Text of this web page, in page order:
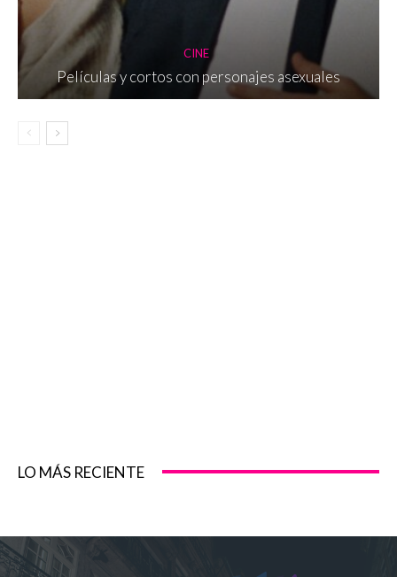
CINE
Películas y cortos con personajes asexuales
LO MÁS RECIENTE